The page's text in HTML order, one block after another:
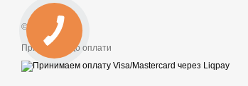
У нас можливо
Необхідно
© 2026
Приймаємо до оплати